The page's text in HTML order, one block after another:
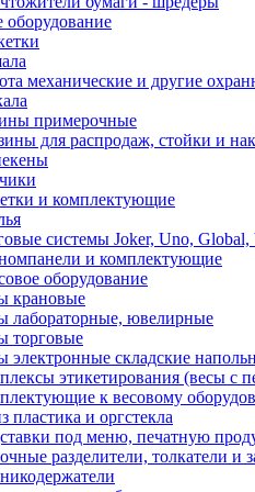
оборудование
механические и другие
примерочные
для распродаж, стойки и
и комплектующие
системы Joker, Uno,
и комплектующие
оборудование
крановые
лабораторные, ювелирные
торговые
электронные складские
этикетирования (весы с
к весовому
пластика и оргстекла
под меню, печатную
разделители, толкатели и